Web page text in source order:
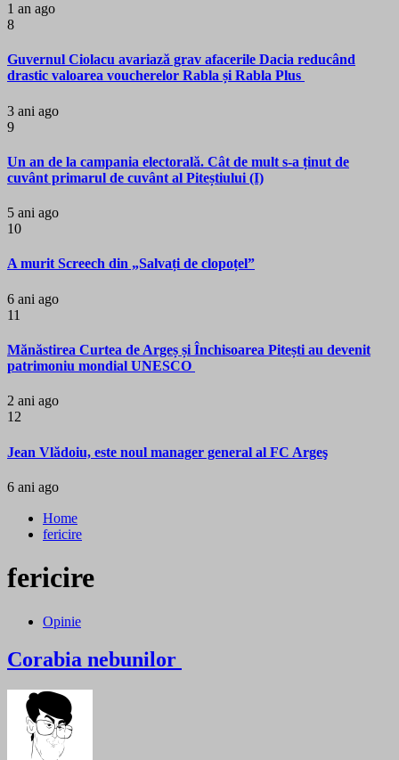
1 an ago
8
Guvernul Ciolacu avariază grav afacerile Dacia reducând
drastic valoarea voucherelor Rabla și Rabla Plus
3 ani ago
9
Un an de la campania electorală. Cât de mult s-a ținut de
cuvânt primarul de cuvânt al Piteștiului (I)
5 ani ago
10
A murit Screech din „Salvați de clopoțel”
6 ani ago
11
Mănăstirea Curtea de Argeș și Închisoarea Pitești au devenit
patrimoniu mondial UNESCO
2 ani ago
12
Jean Vlădoiu, este noul manager general al FC Argeş
6 ani ago
Home
fericire
fericire
Opinie
Corabia nebunilor